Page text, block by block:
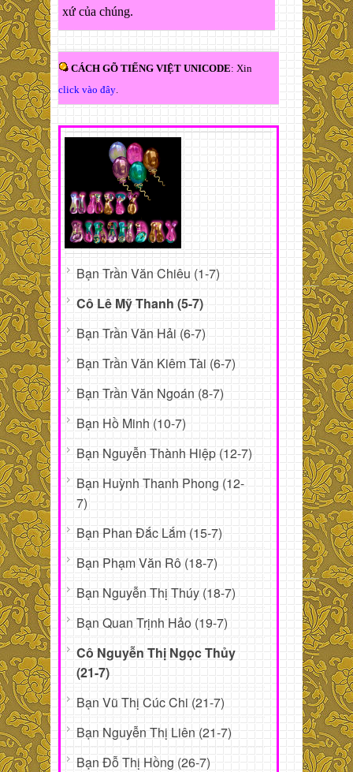
xứ của chúng.
CÁCH GÕ TIẾNG VIỆT UNICODE: Xin
click vào đây
Bạn Trần Văn Chiêu (1-7)
Cô Lê Mỹ Thanh (5-7)
Bạn Trần Văn Hải (6-7)
Bạn Trần Văn Kiêm Tài (6-7)
Bạn Trần Văn Ngoán (8-7)
Bạn Hồ Minh (10-7)
Bạn Nguyễn Thành Hiệp (12-7)
Bạn Huỳnh Thanh Phong (12-
7)
Bạn Phan Đắc Lắm (15-7)
Bạn Phạm Văn Rô (18-7)
Bạn Nguyễn Thị Thúy (18-7)
Bạn Quan Trịnh Hảo (19-7)
Cô Nguyễn Thị Ngọc Thủy
(21-7)
Bạn Vũ Thị Cúc Chi (21-7)
Bạn Nguyễn Thị Liên (21-7)
Bạn Đỗ Thị Hồng (26-7)